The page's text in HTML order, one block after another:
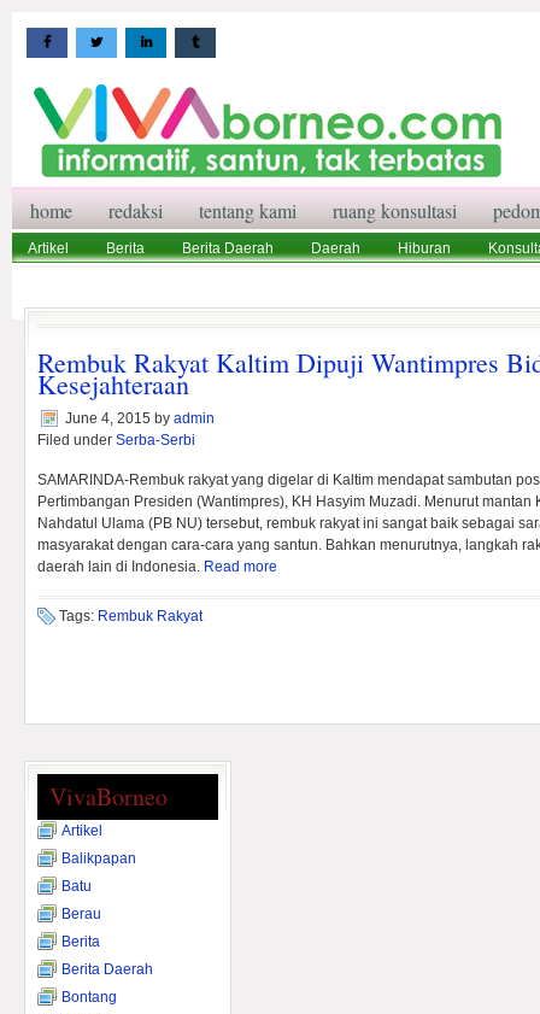
home redaksi tentang kami ruang konsultasi
Artikel Berita Berita Daerah Daerah Hiburan
Rembuk Rakyat Kaltim Dipuji Wantimpres
Kesejahteraan
June 4, 2015 by admin
Filed under Serba-Serbi
SAMARINDA-Rembuk rakyat yang digelar di Kaltim mendapat sambutan
Pertimbangan Presiden (Wantimpres), KH Hasyim Muzadi. Menurut mantan
Nahdatul Ulama (PB NU) tersebut, rembuk rakyat ini sangat baik sebagai
masyarakat dengan cara-cara yang santun. Bahkan menurutnya, langkah
daerah lain di Indonesia. Read more
Tags: Rembuk Rakyat
VivaBorneo
Artikel
Balikpapan
Batu
Berau
Berita
Berita Daerah
Bontang